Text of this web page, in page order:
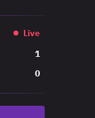
Live
1
0